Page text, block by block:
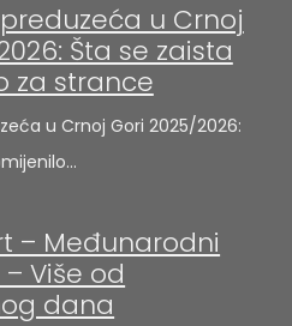
u Crnoj
Šta se zaista
za strance
u Crnoj Gori 2025/2026:
– Međunarodni
Više od
dana